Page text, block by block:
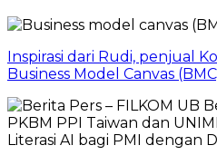
Inspirasi dari Rudi, penjual
Business Model Canvas